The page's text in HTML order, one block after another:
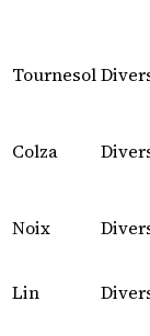
Tournesol
Colza
Noix
Lin